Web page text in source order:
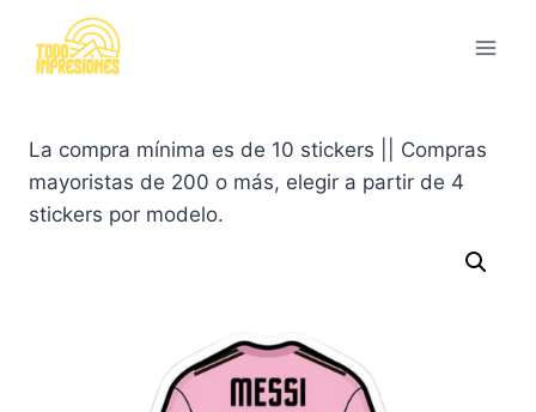
contenido
La compra mínima es de 10 stickers || Compras
mayoristas de 200 o más, elegir a partir de 4
stickers por modelo.